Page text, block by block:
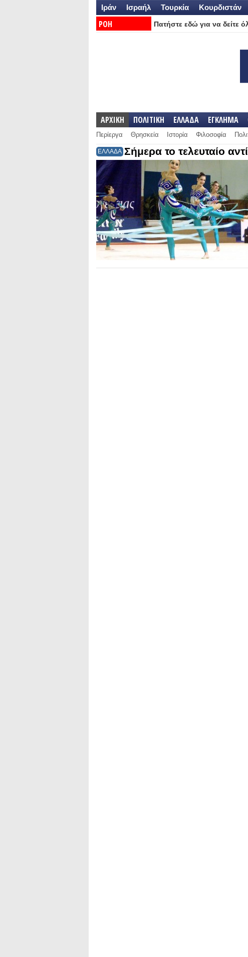
Ιράν Ισραήλ Τουρκία Κουρδιστάν
ΡΟΗ
Πατήστε εδώ για να δείτε
ΑΡΧΙΚΗ ΠΟΛΙΤΙΚΗ ΕΛΛΑΔΑ ΕΓΚΛΗΜΑ
Περίεργα Θρησκεία Ιστορία Φιλοσοφία
ΕΛΛΑΔΑ Σήμερα το τελευταίο